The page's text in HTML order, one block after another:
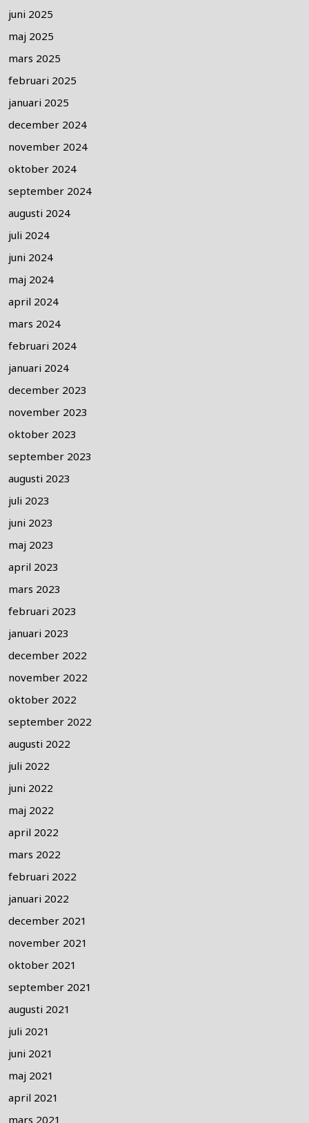
juni 2025
maj 2025
mars 2025
februari 2025
januari 2025
december 2024
november 2024
oktober 2024
september 2024
augusti 2024
juli 2024
juni 2024
maj 2024
april 2024
mars 2024
februari 2024
januari 2024
december 2023
november 2023
oktober 2023
september 2023
augusti 2023
juli 2023
juni 2023
maj 2023
april 2023
mars 2023
februari 2023
januari 2023
december 2022
november 2022
oktober 2022
september 2022
augusti 2022
juli 2022
juni 2022
maj 2022
april 2022
mars 2022
februari 2022
januari 2022
december 2021
november 2021
oktober 2021
september 2021
augusti 2021
juli 2021
juni 2021
maj 2021
april 2021
mars 2021